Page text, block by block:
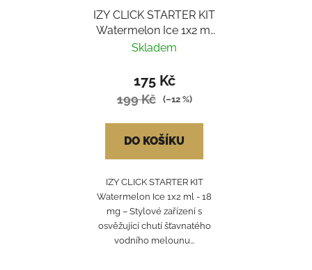
IZY CLICK STARTER KIT
Watermelon Ice 1x2 ml
- 18 mg
Skladem
175 Kč
199 Kč (–12 %)
DO KOŠÍKU
IZY CLICK STARTER KIT
Watermelon Ice 1x2 ml - 18
mg – Stylové zařízení s
osvěžující chutí šťavnatého
vodního melounu...